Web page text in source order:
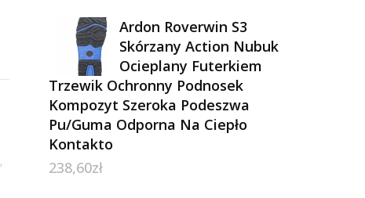
,
Ardon Roverwin S3
Skórzany Action Nubuk
Ocieplany Futerkiem
Trzewik Ochronny Podnosek
Kompozyt Szeroka Podeszwa
Pu/Guma Odporna Na Ciepło
Kontakto
238,60zł